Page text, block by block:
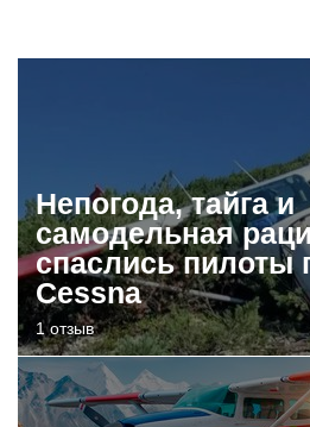
Непогода, тайга и
самодельная
спаслись пилоты
Cessna
1 отзыв